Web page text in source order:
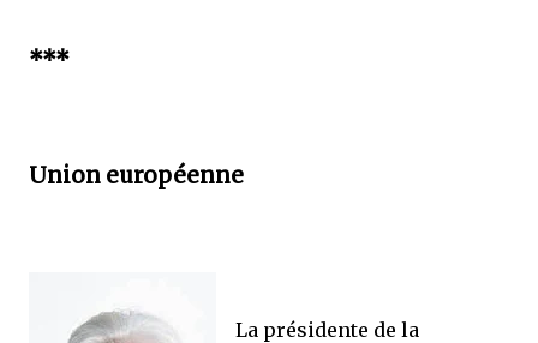
***
Union européenne
La présidente de la